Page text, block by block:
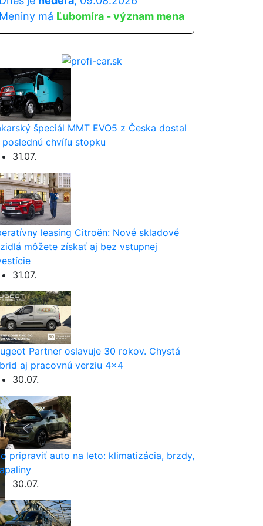
má Ľubomíra - význam mena
špeciál MMT EVO5 z Česka dostal
poslednú chvíľu stopku
31.07.
leasing Citroën: Nové skladové
môžete získať aj bez vstupnej
31.07.
Partner oslavuje 30 rokov. Chystá
aj pracovnú verziu 4×4
30.07.
pripraviť auto na leto: klimatizácia, brzdy,
30.07.